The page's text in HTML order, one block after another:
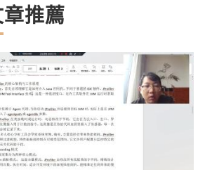
推薦